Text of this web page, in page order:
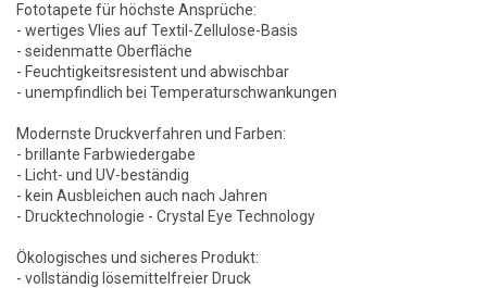
Fototapete für höchste Ansprüche:
- wertiges Vlies auf Textil-Zellulose-Basis
- seidenmatte Oberfläche
- Feuchtigkeitsresistent und abwischbar
- unempfindlich bei Temperaturschwankungen
Modernste Druckverfahren und Farben:
- brillante Farbwiedergabe
- Licht- und UV-beständig
- kein Ausbleichen auch nach Jahren
- Drucktechnologie - Crystal Eye Technology
Ökologisches und sicheres Produkt:
- vollständig lösemittelfreier Druck